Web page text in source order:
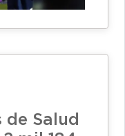
de Salud